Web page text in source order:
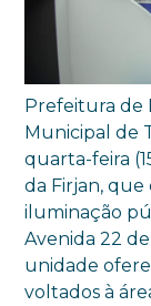
Prefeitura de
Municipal de
quarta-feira
da Firjan, que
iluminação
Avenida 22
unidade
voltados à